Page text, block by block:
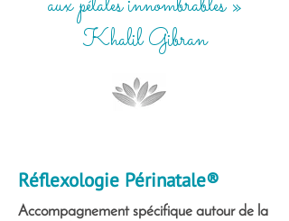
Khalil Gibran
Réflexologie Périnatale®
Accompagnement spécifique autour de la